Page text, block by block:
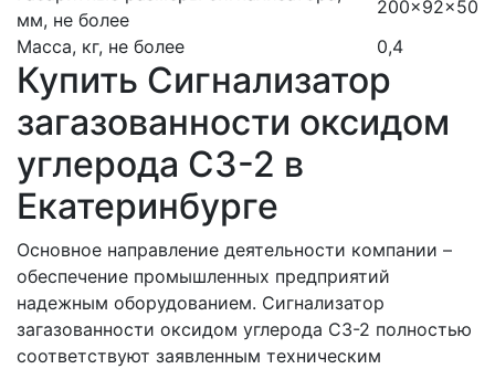
мм, не более
200×92×50
Масса, кг, не более
0,4
Купить Сигнализатор
загазованности оксидом
углерода СЗ-2 в
Екатеринбурге
Основное направление деятельности компании –
обеспечение промышленных предприятий
надежным оборудованием. Сигнализатор
загазованности оксидом углерода СЗ-2 полностью
соответствуют заявленным техническим